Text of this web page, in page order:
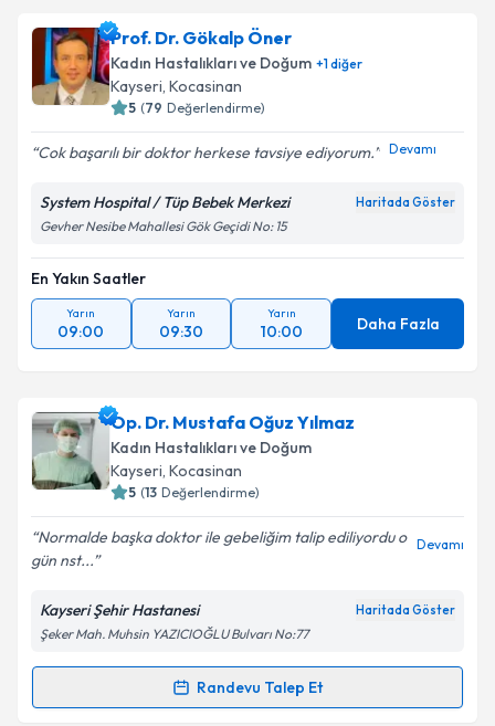
Prof. Dr. Gökalp Öner
Kadın Hastalıkları ve Doğum +1diğer
Kayseri, Kocasinan
5 (79 Değerlendirme)
Cok başarılı bir doktor herkese tavsiye ediyorum. Devamı
System Hospital / Tüp Bebek Merkezi Haritada Göster
Gevher Nesibe Mahallesi Gök Geçidi No: 15
En Yakın Saatler
Yarın
09:00
Yarın
09:30
Yarın
10:00 Daha Fazla
Op. Dr. Mustafa Oğuz Yılmaz
Kadın Hastalıkları ve Doğum
Kayseri, Kocasinan
5 (13 Değerlendirme)
Normalde başka doktor ile gebeliğim talip ediliyordu o
gün nst...
Devamı
Kayseri Şehir Hastanesi Haritada Göster
Şeker Mah. Muhsin YAZICIOĞLU Bulvarı No:77
Randevu Talep Et
Randevu Takvimi Talebi